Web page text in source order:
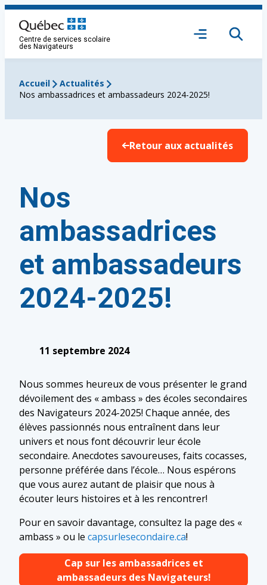
Aller
contenu
Centre de services scolaire
des Navigateurs
Ouvrir
Accueil
Actualités
Nos ambassadrices et ambassadeurs 2024-2025!
Retour aux actualités
Nos
ambassadrices
et ambassadeurs
2024-2025!
11 septembre 2024
Nous sommes heureux de vous présenter le grand
dévoilement des « ambass » des écoles secondaires
des Navigateurs 2024-2025! Chaque année, des
élèves passionnés nous entraînent dans leur
univers et nous font découvrir leur école
secondaire. Anecdotes savoureuses, faits cocasses,
personne préférée dans l’école… Nous espérons
que vous aurez autant de plaisir que nous à
écouter leurs histoires et à les rencontrer!
Pour en savoir davantage, consultez la page des «
ambass » ou le capsurlesecondaire.ca!
Cap sur les ambassadrices et
ambassadeurs des Navigateurs!